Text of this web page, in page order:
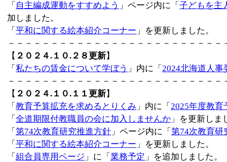
「 自主編成運動をすすめよう 」ページ内に「 子どもを主
加しました。
「 平和に関する絵本紹介コーナー 」を更新しました。
－－－－－－－－－－－－－－－－－－－－－－－－
【 ２０２４.１０.２８更新】
「 私たちの賃金について学ぼう 」内に「 2024北海道人事
－－－－－－－－－－－－－－－－－－－－－－－－
【 ２０２４.１０.１１更新】
「 教育予算拡充を求めるとりくみ 」内に「 2025年度教育
「 全道期限付教職員の会に加入しませんか 」を更新しま
「 第74次教育研究推進方針 」ページ内に「 第74次教育研
「 平和に関する絵本紹介コーナー 」を更新しました。
「 組合員専用ページ 」に「 業務予定 」を追加しました。